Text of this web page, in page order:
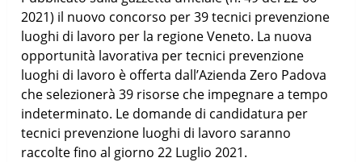
2021) il nuovo concorso per 39 tecnici prevenzione
luoghi di lavoro per la regione Veneto. La nuova
opportunità lavorativa per tecnici prevenzione
luoghi di lavoro è offerta dall’Azienda Zero Padova
che selezionerà 39 risorse che impegnare a tempo
indeterminato. Le domande di candidatura per
tecnici prevenzione luoghi di lavoro saranno
raccolte fino al giorno 22 Luglio 2021.